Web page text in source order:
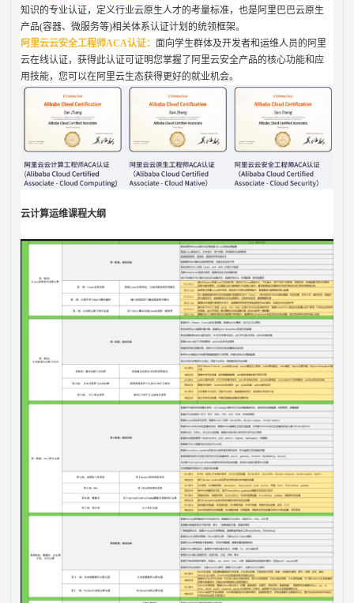
知识的专业认证，定义行业云原生人才的考量标准，也是阿里巴巴云原生
产品(容器、微服务等)相关体系认证计划的统领框架。
阿里云云安全工程师ACA认证：面向学生群体及开发者和运维人员的阿里
云在线认证，获得此认证可证明您掌握了阿里云安全产品的核心功能和应
用技能，您可以在阿里云生态获得更好的就业机会。
云计算运维课程大纲